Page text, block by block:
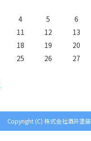
4 5 6
11 12 13
18 19 20
25 26 27
Copyright (C) 株式会社酒井塗装